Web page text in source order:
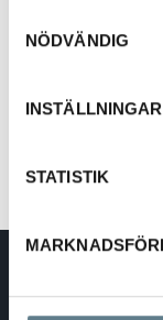
NÖDVÄNDIG
INSTÄLLNINGAR
STATISTIK
E-post: